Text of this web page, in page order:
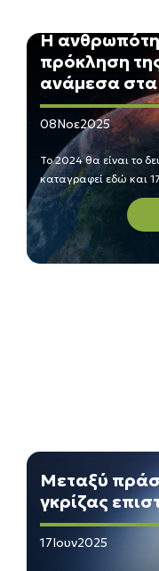
Η
πρόκληση
ανάμεσα στα
Νοε
08 2025
Το 2024 θα είναι το
καταγραφεί εδώ και
θα αποτελέσουν την
ιστορία.
Μεταξύ
γκρίζας
Ιουν
17 2025